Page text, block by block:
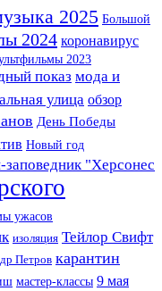
2025 Большой
2024 коронавирус
2023
показ мода и
улица обзор
День Победы
Новый год
"Херсонес
ужасов
изоляция Тейлор Свифт
Петров карантин
мастер-классы 9 мая